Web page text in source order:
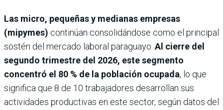
Las micro, pequeñas y medianas empresas
(mipymes) continúan consolidándose como el principal
sostén del mercado laboral paraguayo. Al cierre del
segundo trimestre del 2026, este segmento
concentró el 80 % de la población ocupada, lo que
significa que 8 de 10 trabajadores desarrollan sus
actividades productivas en este sector, según datos del